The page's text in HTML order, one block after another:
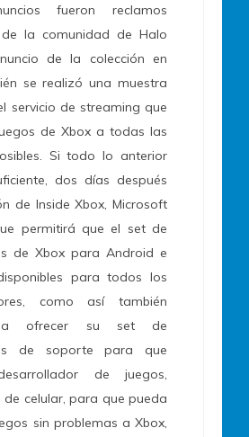
fueron reclamos
la comunidad de Halo
de la colección en
se realizó una muestra
servicio de streaming que
de Xbox a todas las
Si todo lo anterior
dos días después
de Inside Xbox, Microsoft
permitirá que el set de
de Xbox para Android e
para todos los
como así también
a ofrecer su set de
de soporte para que
de juegos,
de celular, para que pueda
sin problemas a Xbox,